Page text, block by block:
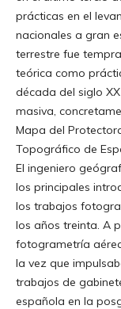
prácticas en el
nacionales a gran
terrestre fue
teórica como
década del siglo
masiva,
Mapa del
Topográfico de
El ingeniero
los principales
los trabajos
los años treinta. A
fotogrametría
la vez que
trabajos de
española en la